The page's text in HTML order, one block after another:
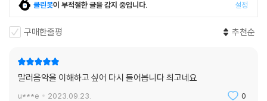
클린봇이 부적절한 글을 감지 중입니다. 설정
구매한줄평 추천순
말러음악을 이해하고 싶어 다시 들어봅니다 최고네요
u***e 2023.09.23. 0